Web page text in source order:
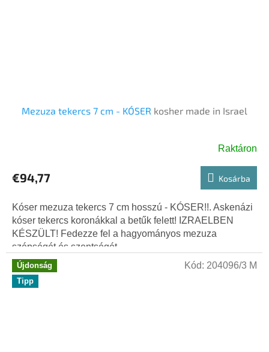
Mezuza tekercs 7 cm - KÓSER kosher made in Israel
Raktáron
€94,77 Kosárba
Kóser mezuza tekercs 7 cm hosszú - KÓSER!!. Askenázi
kóser tekercs koronákkal a betűk felett! IZRAELBEN
KÉSZÜLT! Fedezze fel a hagyományos mezuza
szépségét és szentségét...
Újdonság
Tipp
Kód: 204096/3 M